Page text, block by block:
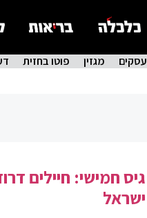
עסקים מגזין פוטו בחזית
גיס חמישי: חיילים
ישראל